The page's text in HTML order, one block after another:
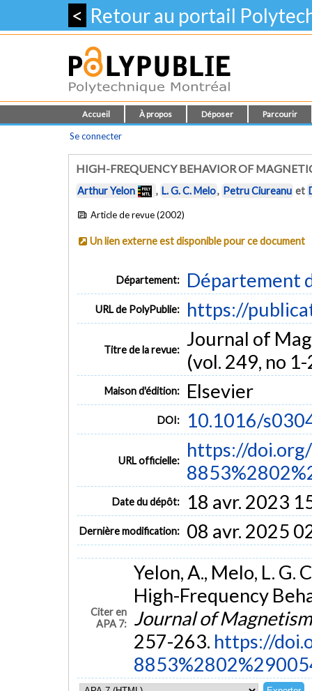
< Retour au portail
Accueil À propos Déposer Parcourir
Se connecter
HIGH-FREQUENCY BEHAVIOR OF
Arthur Yelon , L. G. C. Melo, Petru Ciureanu et
Article de revue (2002)
Un lien externe est disponible pour ce document
Département: Département
URL de PolyPublie: https://
Titre de la revue: Journal of
(vol. 249, no
Maison d'édition: Elsevier
DOI: 10.1016/
URL officielle:
https://
Date du dépôt: 18 avr. 2023
Dernière modification: 08 avr. 2025
Citer en
APA 7:
Yelon, A., Melo, L. G.
High-Frequency
Journal of
257-263. https://